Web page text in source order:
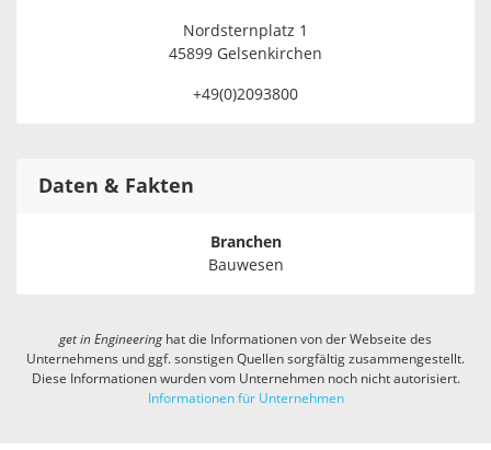
Nordsternplatz 1
45899 Gelsenkirchen
+49(0)2093800
Daten & Fakten
Branchen
Bauwesen
get in Engineeringhat die Informationen von der Webseite des
Unternehmens und ggf. sonstigen Quellen sorgfältig zusammengestellt.
Diese Informationen wurden vom Unternehmen noch nicht autorisiert.
Informationen für Unternehmen